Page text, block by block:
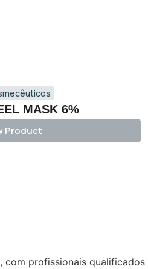
MASK 6%
Product
com profissionais qualificados